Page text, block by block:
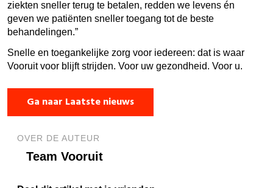
ziekten sneller terug te betalen, redden we levens én
geven we patiënten sneller toegang tot de beste
behandelingen.”
Snelle en toegankelijke zorg voor iedereen: dat is waar
Vooruit voor blijft strijden. Voor uw gezondheid. Voor u.
Ga naar Laatste nieuws
OVER DE AUTEUR
Team Vooruit